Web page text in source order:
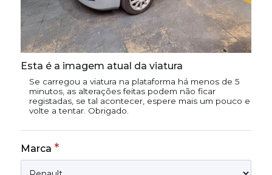
Esta é a imagem atual da viatura
Se carregou a viatura na plataforma há menos de 5
minutos, as alterações feitas podem não ficar
registadas, se tal acontecer, espere mais um pouco e
volte a tentar. Obrigado.
Marca *